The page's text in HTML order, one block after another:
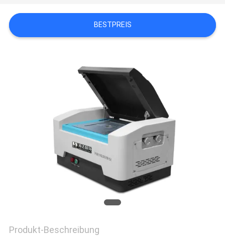
RECHTSSACHEN
DATENSCHUTZRICHTLINIE
BESTPREIS
Produkt-Beschreibung